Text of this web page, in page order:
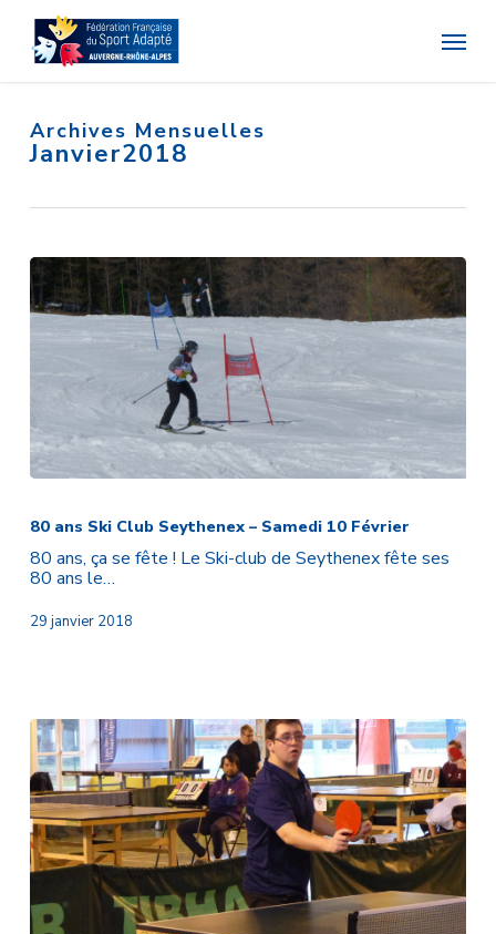
main
content
Menu
Archives Mensuelles
Janvier2018
Ski
Club
Seythenex
–
10
80 ans Ski Club Seythenex – Samedi 10 Février
80 ans, ça se fête ! Le Ski-club de Seythenex fête ses
80 ans le…
29 janvier 2018